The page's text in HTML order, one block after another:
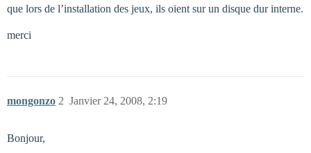
que lors de l’installation des jeux, ils oient sur un disque dur interne.
merci
mongonzo Janvier 24, 2008, 2:19
2
Bonjour,